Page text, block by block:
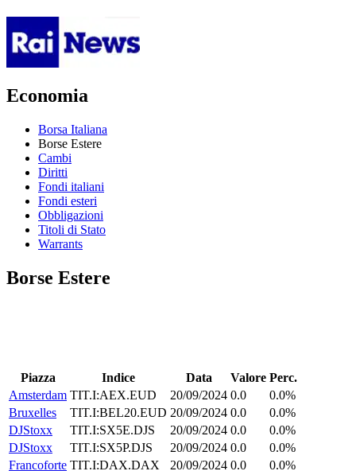
Economia
Borsa Italiana
Borse Estere
Cambi
Diritti
Fondi italiani
Fondi esteri
Obbligazioni
Titoli di Stato
Warrants
Borse Estere
Piazza Indice Data Valore Perc.
Amsterdam TIT.I:AEX.EUD 20/09/2024 0.0
0.0%
Bruxelles
TIT.I:BEL20.EUD 20/09/2024 0.0
0.0%
DJStoxx
TIT.I:SX5E.DJS 20/09/2024 0.0
0.0%
DJStoxx
TIT.I:SX5P.DJS 20/09/2024 0.0
0.0%
Francoforte TIT.I:DAX.DAX 20/09/2024 0.0
0.0%